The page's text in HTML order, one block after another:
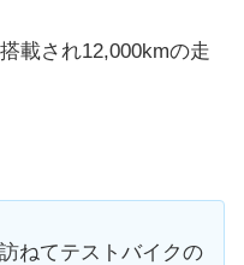
載され12,000kmの走
ねてテストバイクの